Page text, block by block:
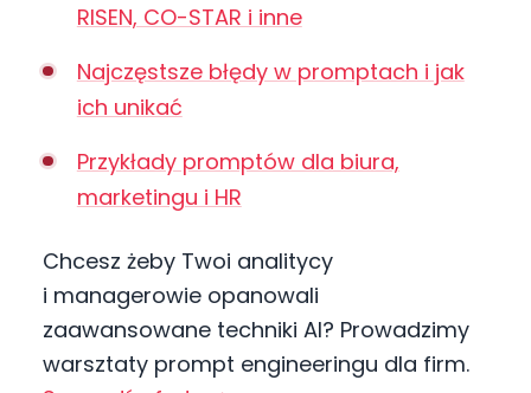
RISEN, CO-STAR i inne
Najczęstsze błędy w promptach i jak
ich unikać
Przykłady promptów dla biura,
marketingu i HR
Chcesz żeby Twoi analitycy
i managerowie opanowali
zaawansowane techniki AI? Prowadzimy
warsztaty prompt engineeringu dla firm.